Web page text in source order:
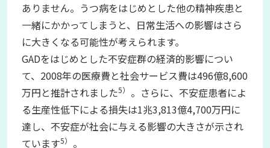
ありません。うつ病をはじめとした他の精神疾患と
一緒にかかってしまうと、日常生活への影響はさら
に大きくなる可能性が考えられます。
GADをはじめとした不安症群の経済的影響につい
て、2008年の医療費と社会サービス費は496億8,600
万円と推計されました5）
。さらに、不安症患者によ
る生産性低下による損失は1兆3,813億4,700万円に
達し、不安症が社会に与える影響の大きさが示され
ています5） 。